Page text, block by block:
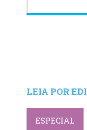
LEIA POR
ESPECIAL